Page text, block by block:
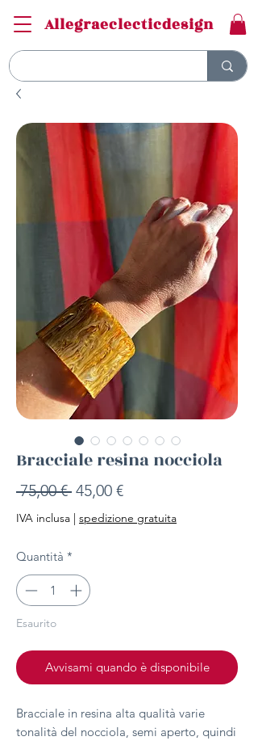
Allegraeclecticdesign
Bracciale resina nocciola
75,00 € Prezzo
regolare
45,00 €Prezzo
scontato
IVA inclusa | spedizione gratuita
Quantità *
Esaurito
Avvisami quando è disponibile
Bracciale in resina alta qualità varie
tonalità del nocciola, semi aperto, quindi